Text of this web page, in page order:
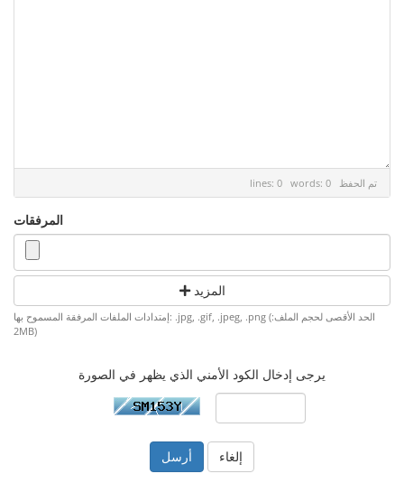
lines: 0 words: 0 تم الحفظ
المرفقات
المزيد
إمتدادات الملفات المرفقة المسموح بها: .jpg, .gif, .jpeg, .png (الحد الأقصى لحجم الملف:
2MB)
يرجى إدخال الكود الأمني الذي يظهر في الصورة
إلغاء